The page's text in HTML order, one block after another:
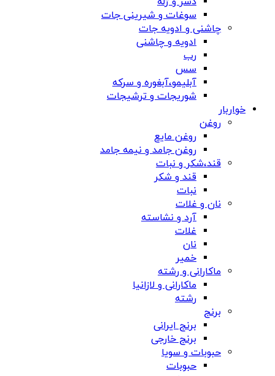
سوغات و شیرینی جات
چاشنی و ادویه جات
ادویه و چاشنی
رب
سس
آبلیمو،آبغوره و سرکه
شوریجات و ترشیجات
خواربار
روغن
روغن مایع
روغن جامد و نیمه جامد
قند،شکر و نبات
قند و شکر
نبات
نان و غلات
آرد و نشاسته
غلات
نان
خمیر
ماکارانی و رشته
ماکارانی و لازانیا
رشته
برنج
برنج ایرانی
برنج خارجی
حبوبات و سویا
حبوبات